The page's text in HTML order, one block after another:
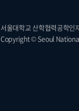
서울대학교 산학협력공학
Copyright © Seoul